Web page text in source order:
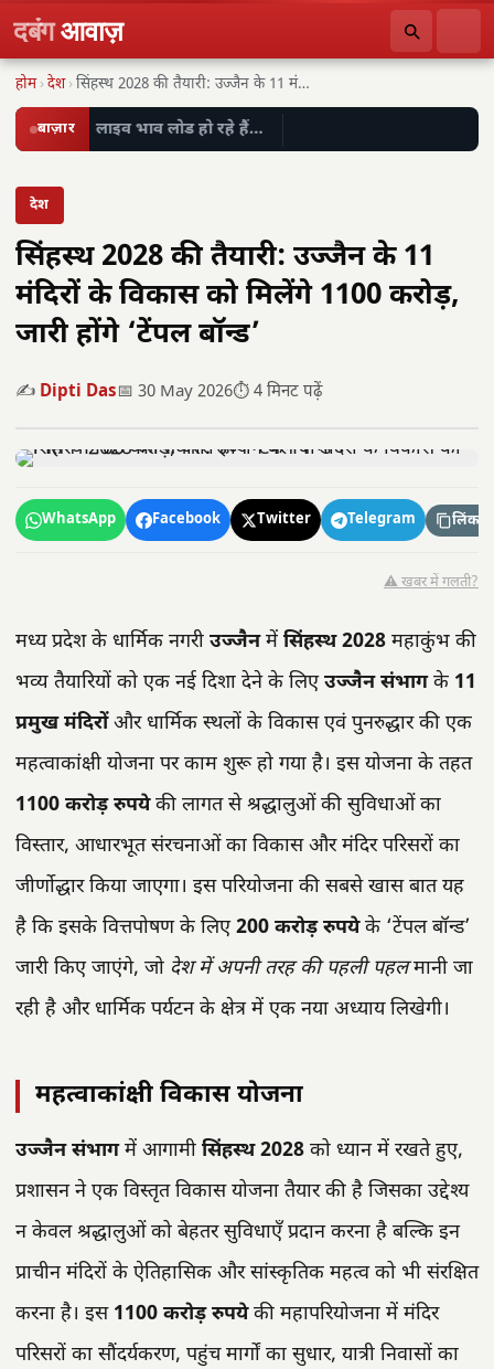
दबंगआवाज़
होम ›देश › सिंहस्थ 2028 की तैयारी: उज्जैन के 11 मंदिरों…
बाज़ार लाइव भाव लोड हो रहे हैं…
देश
सिंहस्थ 2028 की तैयारी: उज्जैन के 11
मंदिरों के विकास को मिलेंगे 1100 करोड़,
जारी होंगे ‘टेंपल बॉन्ड’
✍️ Dipti Das📅 30 May 2026⏱️ 4 मिनट पढ़ें
WhatsApp Facebook Twitter Telegram लिंक
⚠️ खबर में गलती?
मध्य प्रदेश के धार्मिक नगरी उज्जैनमें सिंहस्थ 2028 महाकुंभ की
भव्य तैयारियों को एक नई दिशा देने के लिएउज्जैन संभागके 11
प्रमुख मंदिरोंऔर धार्मिक स्थलों के विकास एवं पुनरुद्धार की एक
महत्वाकांक्षी योजना पर काम शुरू हो गया है। इस योजना के तहत
1100 करोड़ रुपयेकी लागत से श्रद्धालुओं की सुविधाओं का
विस्तार, आधारभूत संरचनाओं का विकास और मंदिर परिसरों का
जीर्णोद्धार किया जाएगा। इस परियोजना की सबसे खास बात यह
है कि इसके वित्तपोषण के लिए200 करोड़ रुपयेके ‘टेंपल बॉन्ड’
जारी किए जाएंगे, जो देश में अपनी तरह की पहली पहलमानी जा
रही है और धार्मिक पर्यटन के क्षेत्र में एक नया अध्याय लिखेगी।
महत्वाकांक्षी विकास योजना
उज्जैन संभागमें आगामी सिंहस्थ 2028 को ध्यान में रखते हुए,
प्रशासन ने एक विस्तृत विकास योजना तैयार की है जिसका उद्देश्य
न केवल श्रद्धालुओं को बेहतर सुविधाएँ प्रदान करना है बल्कि इन
प्राचीन मंदिरों के ऐतिहासिक और सांस्कृतिक महत्व को भी संरक्षित
करना है। इस 1100 करोड़ रुपयेकी महापरियोजना में मंदिर
परिसरों का सौंदर्यकरण, पहुंच मार्गों का सुधार, यात्री निवासों का